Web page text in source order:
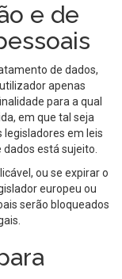
e de
de dados,
apenas
para a qual
em que tal seja
em leis
está sujeito.
ou se expirar o
europeu ou
serão bloqueados